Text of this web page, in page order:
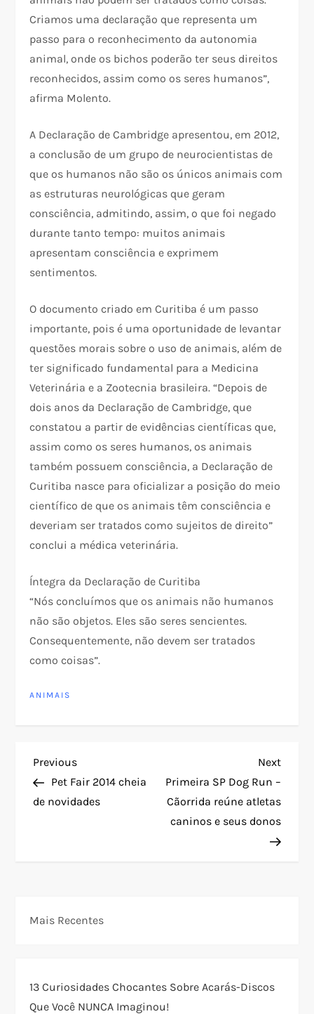
Criamos uma declaração que representa um
passo para o reconhecimento da autonomia
animal, onde os bichos poderão ter seus direitos
reconhecidos, assim como os seres humanos”,
afirma Molento.
A Declaração de Cambridge apresentou, em 2012,
a conclusão de um grupo de neurocientistas de
que os humanos não são os únicos animais com
as estruturas neurológicas que geram
consciência, admitindo, assim, o que foi negado
durante tanto tempo: muitos animais
apresentam consciência e exprimem
sentimentos.
O documento criado em Curitiba é um passo
importante, pois é uma oportunidade de levantar
questões morais sobre o uso de animais, além de
ter significado fundamental para a Medicina
Veterinária e a Zootecnia brasileira. “Depois de
dois anos da Declaração de Cambridge, que
constatou a partir de evidências científicas que,
assim como os seres humanos, os animais
também possuem consciência, a Declaração de
Curitiba nasce para oficializar a posição do meio
científico de que os animais têm consciência e
deveriam ser tratados como sujeitos de direito”
conclui a médica veterinária.
Íntegra da Declaração de Curitiba
“Nós concluímos que os animais não humanos
não são objetos. Eles são seres sencientes.
Consequentemente, não devem ser tratados
como coisas”.
ANIMAIS
N
a
a
ã
Previous
Post
Previous
Pet Fair 2014 cheia
de novidades
Next
Post
Next
Primeira SP Dog Run –
Cãorrida reúne atletas
caninos e seus donos
Mais Recentes
13 Curiosidades Chocantes Sobre Acarás-Discos
Que Você NUNCA Imaginou!